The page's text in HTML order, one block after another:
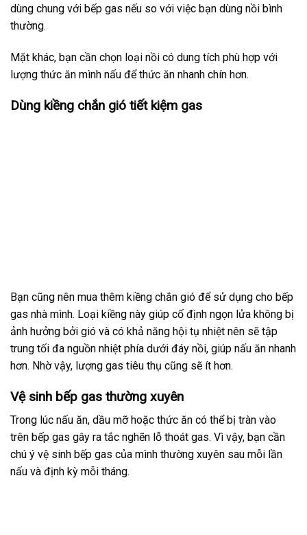
dùng chung với bếp gas nếu so với việc bạn dùng nồi bình
thường.
Mặt khác, bạn cần chọn loại nồi có dung tích phù hợp với
lượng thức ăn mình nấu để thức ăn nhanh chín hơn.
Dùng kiềng chắn gió tiết kiệm gas
Bạn cũng nên mua thêm kiềng chắn gió để sử dụng cho bếp
gas nhà mình. Loại kiềng này giúp cố định ngọn lửa không bị
ảnh hưởng bởi gió và có khả năng hội tụ nhiệt nên sẽ tập
trung tối đa nguồn nhiệt phía dưới đáy nồi, giúp nấu ăn nhanh
hơn. Nhờ vậy, lượng gas tiêu thụ cũng sẽ ít hơn.
Vệ sinh bếp gas thường xuyên
Trong lúc nấu ăn, dầu mỡ hoặc thức ăn có thể bị tràn vào
trên bếp gas gây ra tắc nghẽn lỗ thoát gas. Vì vậy, bạn cần
chú ý vệ sinh bếp gas của mình thường xuyên sau mỗi lần
nấu và định kỳ mỗi tháng.